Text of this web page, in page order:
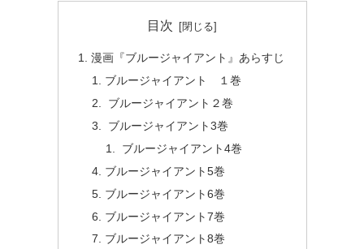
目次
漫画『ブルージャイアント』あらすじ
ブルージャイアント １巻
ブルージャイアント２巻
ブルージャイアント3巻
ブルージャイアント4巻
ブルージャイアント5巻
ブルージャイアント6巻
ブルージャイアント7巻
ブルージャイアント8巻